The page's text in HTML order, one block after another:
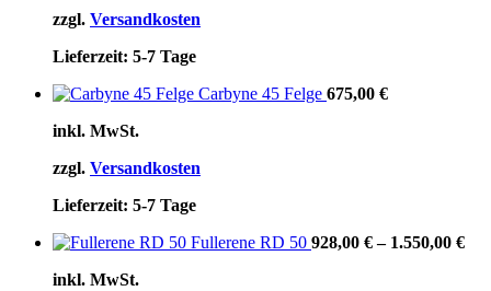
zzgl. Versandkosten
Lieferzeit: 5-7 Tage
Carbyne 45 Felge 675,00 €
inkl. MwSt.
zzgl. Versandkosten
Lieferzeit: 5-7 Tage
Fullerene RD 50 928,00 €– 1.550,00 €
inkl. MwSt.